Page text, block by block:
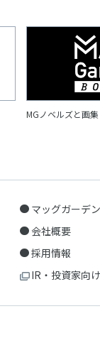
MGノベルズと画
マッグガーデ
会社概要
採用情報
IR・投資家向